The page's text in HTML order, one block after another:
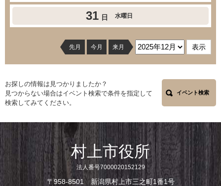
31 日 水曜日
先月 今月 来月
お探しの情報は見つかりましたか？
見つからない場合はイベント検索で条件を指定して
検索してみてください。
イベント検索
村上市役所
法人番号7000020152129
〒958-8501 新潟県村上市三之町1番1号